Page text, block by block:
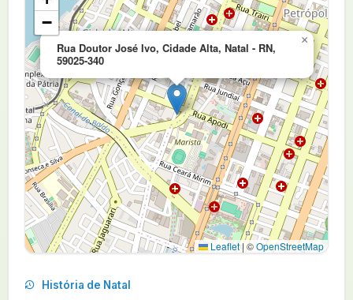
Rua Doutor José Ivo, Cidade Alta, Natal - RN,
59025-340
×
−
Leaflet | ©OpenStreetMap
História de Natal